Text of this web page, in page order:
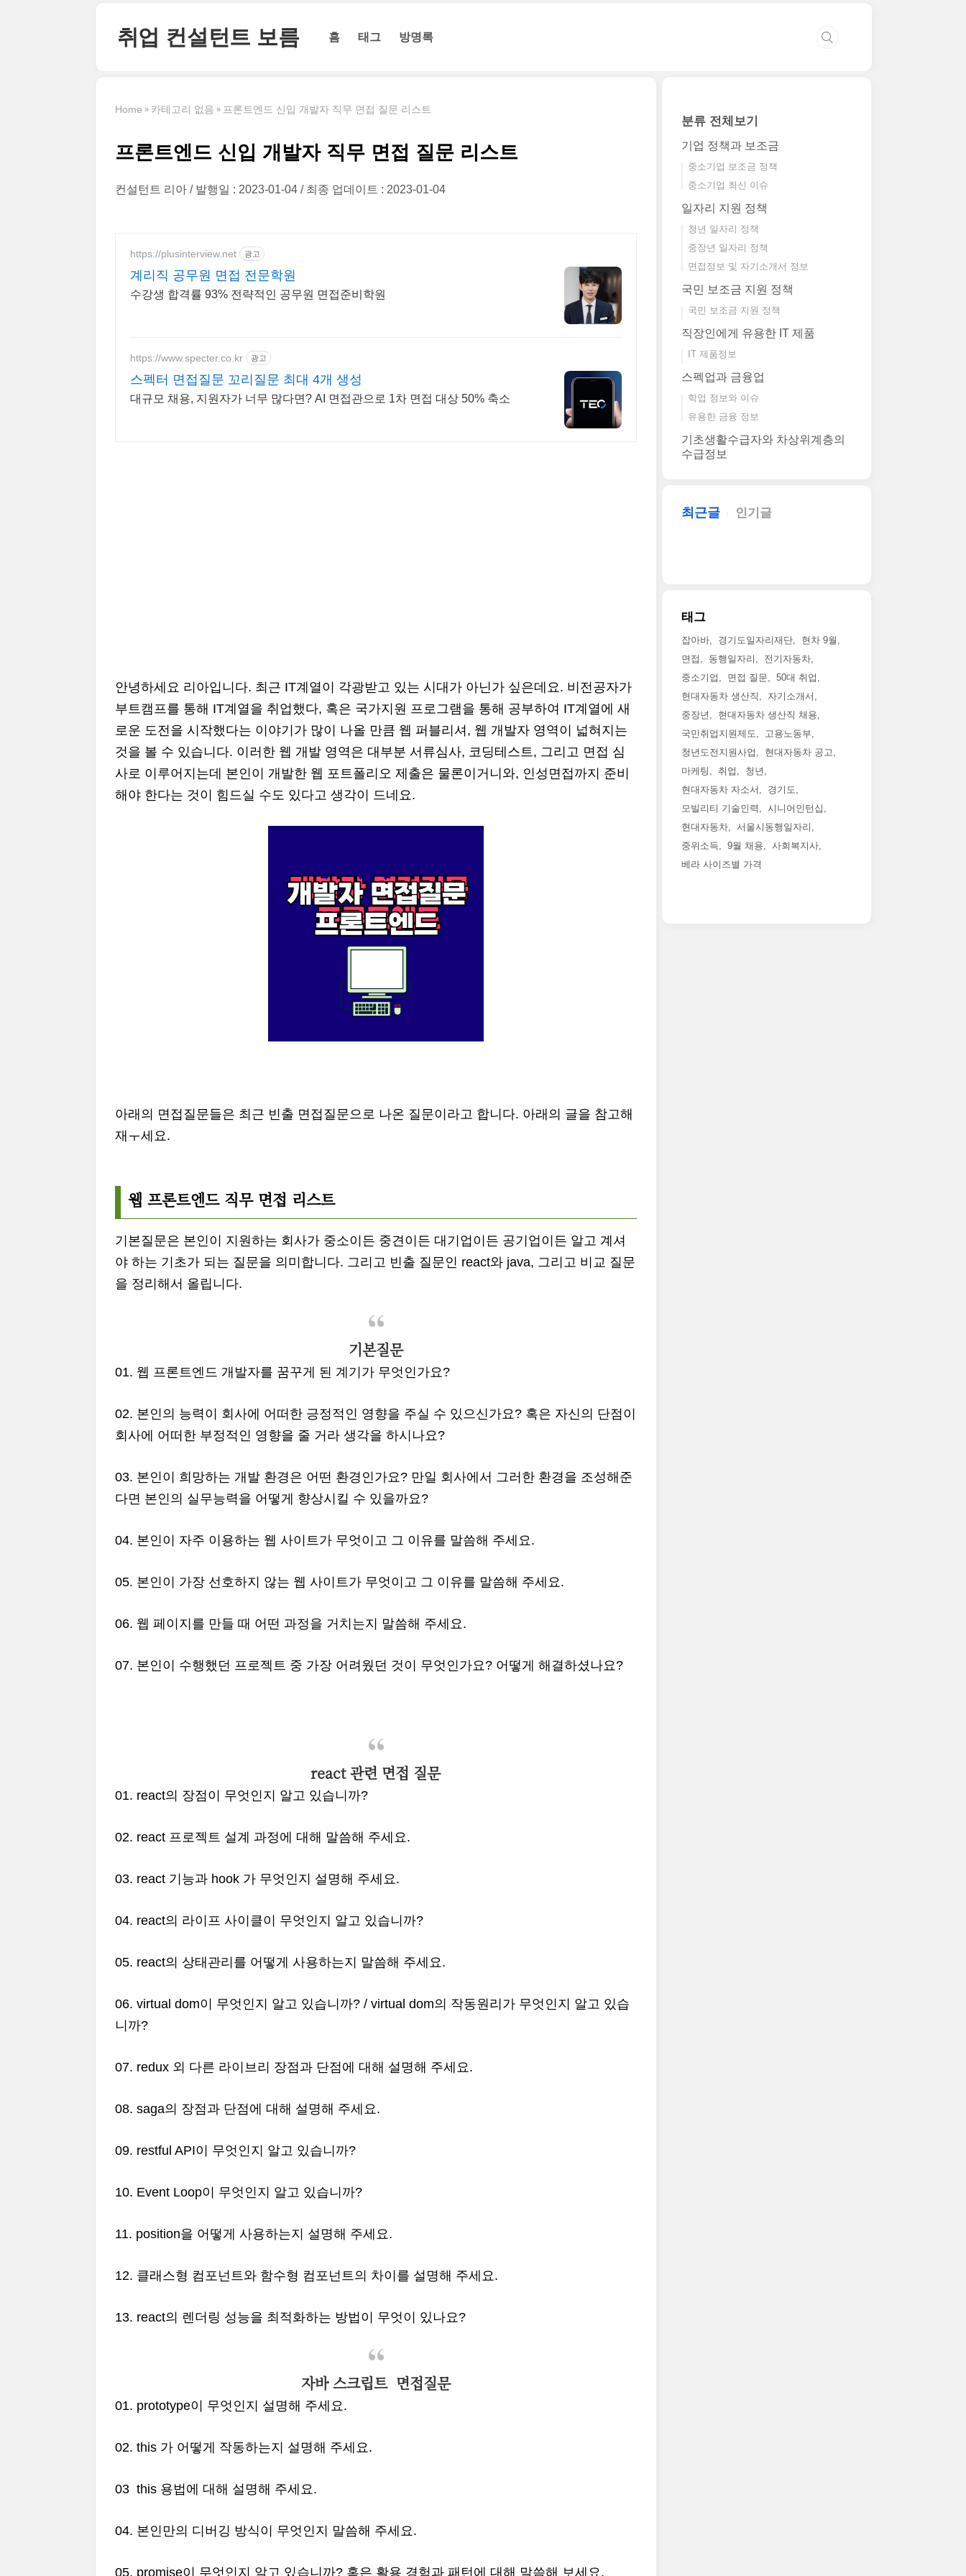
취업 컨설턴트 보름 홈 태그 방명록
Home 카테고리 없음 프론트엔드 신입 개발자 직무 면접 질문 리스트
프론트엔드 신입 개발자 직무 면접 질문 리스트
컨설턴트 리아 발행일 : 2023-01-04 최종 업데이트 : 2023-01-04
https://plusinterview.net 광고
계리직 공무원 면접 전문학원
수강생 합격률 93% 전략적인 공무원 면접준비학원
https://www.specter.co.kr 광고
스펙터 면접질문 꼬리질문 최대 4개 생성
대규모 채용, 지원자가 너무 많다면? AI 면접관으로 1차 면접 대상 50% 축소
안녕하세요 리아입니다. 최근 IT계열이 각광받고 있는 시대가 아닌가 싶은데요. 비전공자가
부트캠프를 통해 IT계열을 취업했다, 혹은 국가지원 프로그램을 통해 공부하여 IT계열에 새
로운 도전을 시작했다는 이야기가 많이 나올 만큼 웹 퍼블리셔, 웹 개발자 영역이 넓혀지는
것을 볼 수 있습니다. 이러한 웹 개발 영역은 대부분 서류심사, 코딩테스트, 그리고 면접 심
사로 이루어지는데 본인이 개발한 웹 포트폴리오 제출은 물론이거니와, 인성면접까지 준비
해야 한다는 것이 힘드실 수도 있다고 생각이 드네요.
아래의 면접질문들은 최근 빈출 면접질문으로 나온 질문이라고 합니다. 아래의 글을 참고해
재ㅜ세요.
웹 프론트엔드 직무 면접 리스트
기본질문은 본인이 지원하는 회사가 중소이든 중견이든 대기업이든 공기업이든 알고 계셔
야 하는 기초가 되는 질문을 의미합니다. 그리고 빈출 질문인 react와 java, 그리고 비교 질문
을 정리해서 올립니다.
기본질문
01. 웹 프론트엔드 개발자를 꿈꾸게 된 계기가 무엇인가요?
02. 본인의 능력이 회사에 어떠한 긍정적인 영향을 주실 수 있으신가요? 혹은 자신의 단점이
회사에 어떠한 부정적인 영향을 줄 거라 생각을 하시나요?
03. 본인이 희망하는 개발 환경은 어떤 환경인가요? 만일 회사에서 그러한 환경을 조성해준
다면 본인의 실무능력을 어떻게 향상시킬 수 있을까요?
04. 본인이 자주 이용하는 웹 사이트가 무엇이고 그 이유를 말씀해 주세요.
05. 본인이 가장 선호하지 않는 웹 사이트가 무엇이고 그 이유를 말씀해 주세요.
06. 웹 페이지를 만들 때 어떤 과정을 거치는지 말씀해 주세요.
07. 본인이 수행했던 프로젝트 중 가장 어려웠던 것이 무엇인가요? 어떻게 해결하셨나요?
react 관련 면접 질문
01. react의 장점이 무엇인지 알고 있습니까?
02. react 프로젝트 설계 과정에 대해 말씀해 주세요.
03. react 기능과 hook 가 무엇인지 설명해 주세요.
04. react의 라이프 사이클이 무엇인지 알고 있습니까?
05. react의 상태관리를 어떻게 사용하는지 말씀해 주세요.
06. virtual dom이 무엇인지 알고 있습니까? / virtual dom의 작동원리가 무엇인지 알고 있습
니까?
07. redux 외 다른 라이브리 장점과 단점에 대해 설명해 주세요.
08. saga의 장점과 단점에 대해 설명해 주세요.
09. restful API이 무엇인지 알고 있습니까?
10. Event Loop이 무엇인지 알고 있습니까?
11. position을 어떻게 사용하는지 설명해 주세요.
12. 클래스형 컴포넌트와 함수형 컴포넌트의 차이를 설명해 주세요.
13. react의 렌더링 성능을 최적화하는 방법이 무엇이 있나요?
자바 스크립트 면접질문
01. prototype이 무엇인지 설명해 주세요.
02. this 가 어떻게 작동하는지 설명해 주세요.
03 this 용법에 대해 설명해 주세요.
04. 본인만의 디버깅 방식이 무엇인지 말씀해 주세요.
05. promise이 무엇인지 알고 있습니까? 혹은 활용 경험과 패턴에 대해 말씀해 보세요.
분류 전체보기
기업 정책과 보조금
중소기업 보조금 정책
중소기업 최신 이슈
일자리 지원 정책
청년 일자리 정책
중장년 일자리 정책
면접정보 및 자기소개서 정보
국민 보조금 지원 정책
국민 보조금 지원 정책
직장인에게 유용한 IT 제품
IT 제품정보
스펙업과 금융업
학업 정보와 이슈
유용한 금융 정보
기초생활수급자와 차상위계층의
수급정보
최근글 인기글
태그
잡아바 경기도일자리재단
현차 9월
면접
동행일자리
전기자동차
중소기업
면접 질문
50대 취업
현대자동차 생산직
자기소개서
중장년
현대자동차 생산직 채용
국민취업지원제도
고용노동부
청년도전지원사업
현대자동차 공고
마케팅
취업
청년
현대자동차 자소서
경기도
모빌리티 기술인력
시니어인턴십
현대자동차
서울시동행일자리
중위소득
9월 채용
사회복지사
베라 사이즈별 가격